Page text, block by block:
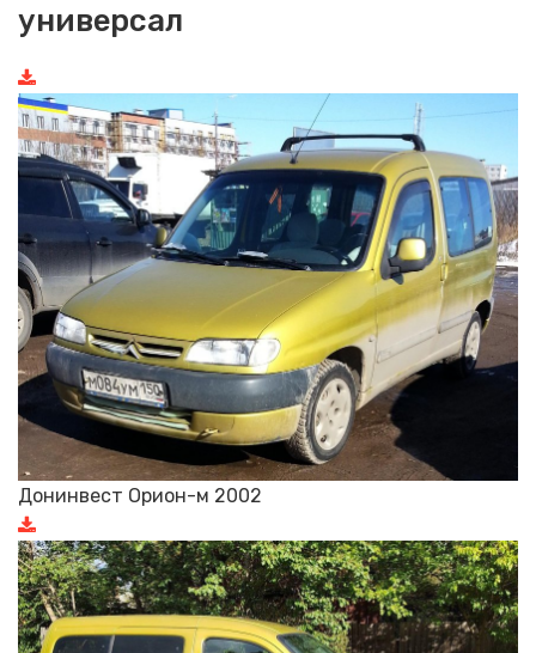
универсал
Донинвест Орион-м 2002